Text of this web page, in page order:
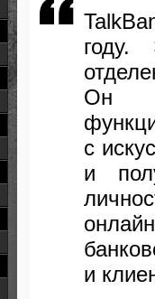
году.
Он
с
и
и